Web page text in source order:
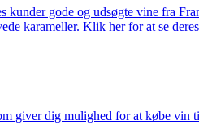
kunder gode og udsøgte vine fra
karameller. Klik her for at se
giver dig mulighed for at købe vin